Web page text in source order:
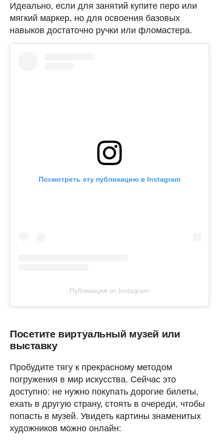
Идеально, если для занятий купите перо или
мягкий маркер, но для освоения базовых
навыков достаточно ручки или фломастера.
Посмотреть эту публикацию в Instagram
Публикация от Instagram
Посетите виртуальный музей или
выставку
Пробудите тягу к прекрасному методом
погружения в мир искусства. Сейчас это
доступно: не нужно покупать дорогие билеты,
ехать в другую страну, стоять в очереди, чтобы
попасть в музей. Увидеть картины знаменитых
художников можно онлайн: